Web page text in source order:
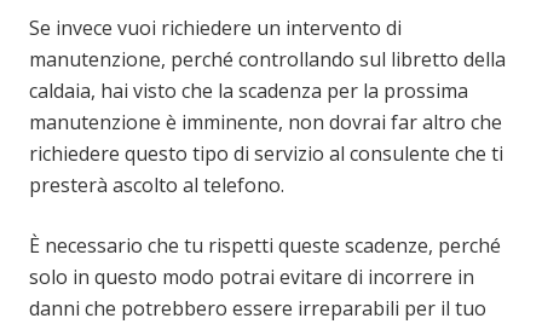
Se invece vuoi richiedere un intervento di
manutenzione, perché controllando sul libretto della
caldaia, hai visto che la scadenza per la prossima
manutenzione è imminente, non dovrai far altro che
richiedere questo tipo di servizio al consulente che ti
presterà ascolto al telefono.
È necessario che tu rispetti queste scadenze, perché
solo in questo modo potrai evitare di incorrere in
danni che potrebbero essere irreparabili per il tuo